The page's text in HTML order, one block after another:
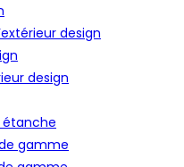
design
design
étanche
gamme